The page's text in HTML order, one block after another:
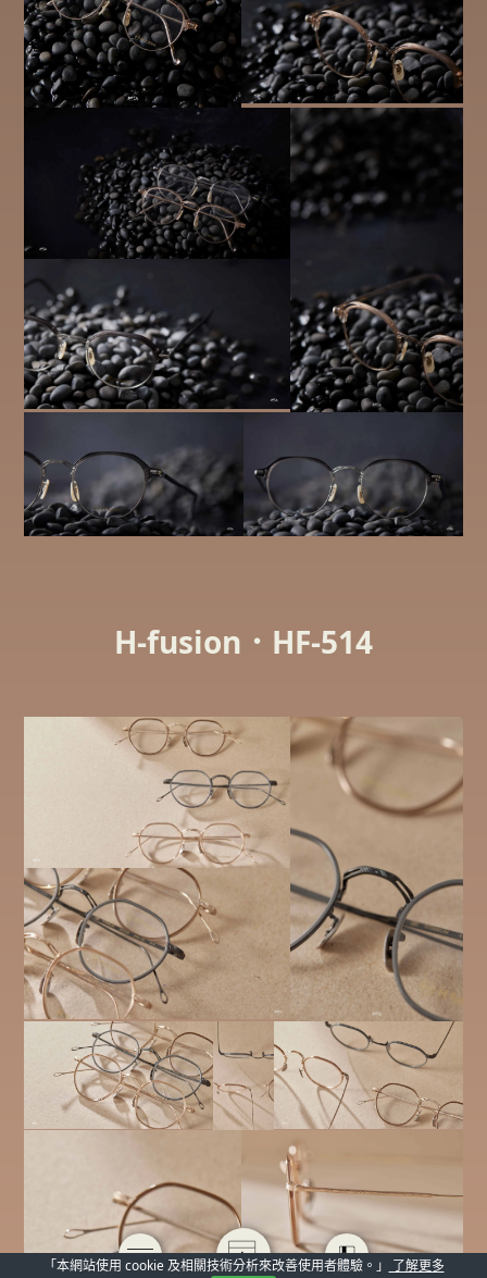
H-fusion．HF-514
「本網站使用 cookie 及相關技術分析來改善使用者體驗。」
了解更多